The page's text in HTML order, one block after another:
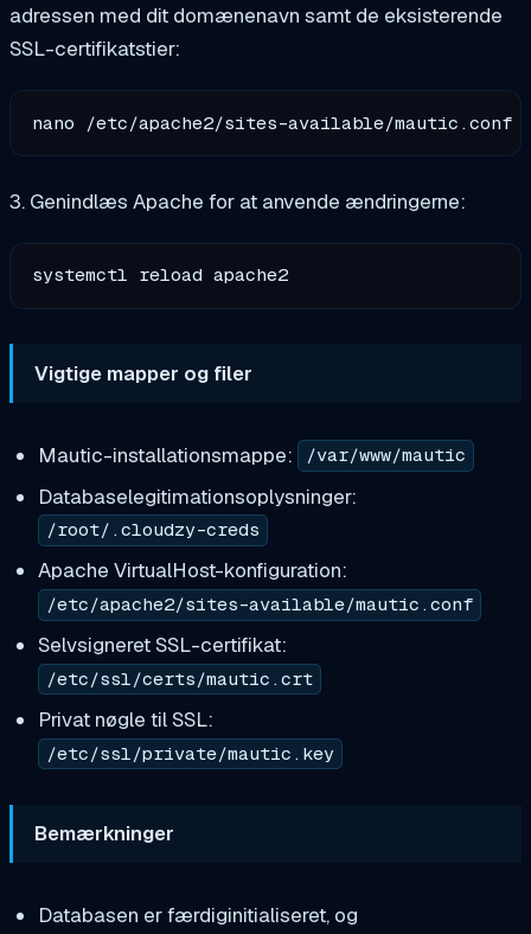
adressen med dit domænenavn samt de eksisterende
SSL-certifikatstier:
3. Genindlæs Apache for at anvende ændringerne:
Vigtige mapper og filer
Mautic-installationsmappe: /var/www/mautic
Databaselegitimationsoplysninger:
/root/.cloudzy-creds
Apache VirtualHost-konfiguration:
/etc/apache2/sites-available/mautic.conf
Selvsigneret SSL-certifikat:
/etc/ssl/certs/mautic.crt
Privat nøgle til SSL:
/etc/ssl/private/mautic.key
Bemærkninger
Databasen er færdiginitialiseret, og